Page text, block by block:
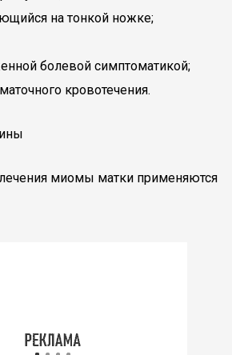
на тонкой ножке;
болевой симптоматикой;
кровотечения.
миомы матки применяются